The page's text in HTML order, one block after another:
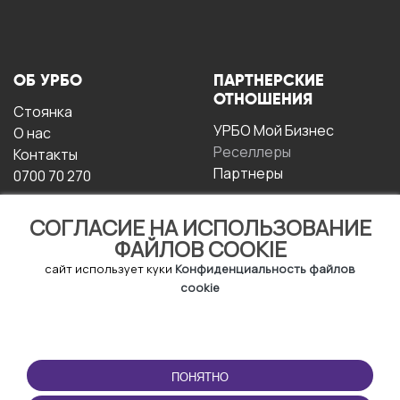
СОГЛАСИЕ НА ИСПОЛЬЗОВАНИЕ
ФАЙЛОВ COOKIE
сайт использует куки Конфиденциальность файлов
cookie
ПОНЯТНО
ОБ УРБО
Стоянка
О нас
Контакты
0700 70 270
ПАРТНЕРСКИЕ
ОТНОШЕНИЯ
УРБО Мой Бизнес
Реселлеры
Партнеры
ЭКСПЛУАТАЦИИ
Условия и положения
ПРИЛОЖЕНИЕ